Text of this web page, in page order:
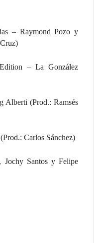
– Raymond Pozo y
– La González
(Prod.: Ramsés
Carlos Sánchez)
Jochy Santos y Felipe